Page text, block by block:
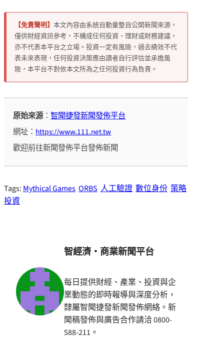
【免責聲明】 本文內容由系統自動彙整自公開新聞來源，
僅供財經資訊參考，不構成任何投資、理財或財務建議，
亦不代表本平台之立場。投資一定有風險，過去績效不代
表未來表現，任何投資決策應由讀者自行評估並承擔風
險，本平台不對依本文所為之任何投資行為負責。
原始來源：智聞捷發新聞發佈平台
網址： https://www.111.net.tw
歡迎前往新聞發佈平台發佈新聞
Tags: Mythical Games ORBS 人工驗證 數位身份 策略
投資
智經濟・商業新聞平台
每日提供財經、產業、投資與企
業動態的即時報導與深度分析，
隸屬智聞捷發新聞發佈網絡。新
聞稿發佈與廣告合作請洽 0800-
588-211。